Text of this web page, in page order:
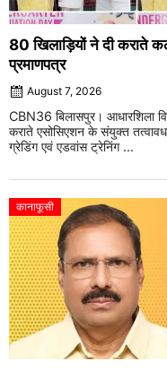
80 खिलाड़ियों ने दी कराते
प्रमाणपत्र
August 7, 2026
CBN36 बिलासपुर। आधारशिला
कराते एसोसिएशन के संयुक्त
ग्रेडिंग एवं एडवांस ट्रेनिंग ...
कानाफूसी